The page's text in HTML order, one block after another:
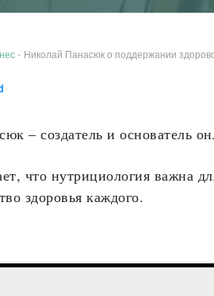
- Николай Панасюк о поддержании
– создатель и основатель
что нутрициология важна
здоровья каждого.